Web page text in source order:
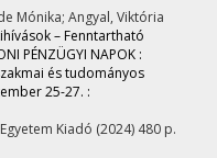
Mónika; Angyal, Viktória
– Fenntartható
PÉNZÜGYI NAPOK :
és tudományos
25-27. :
Kiadó (2024) 480 p.